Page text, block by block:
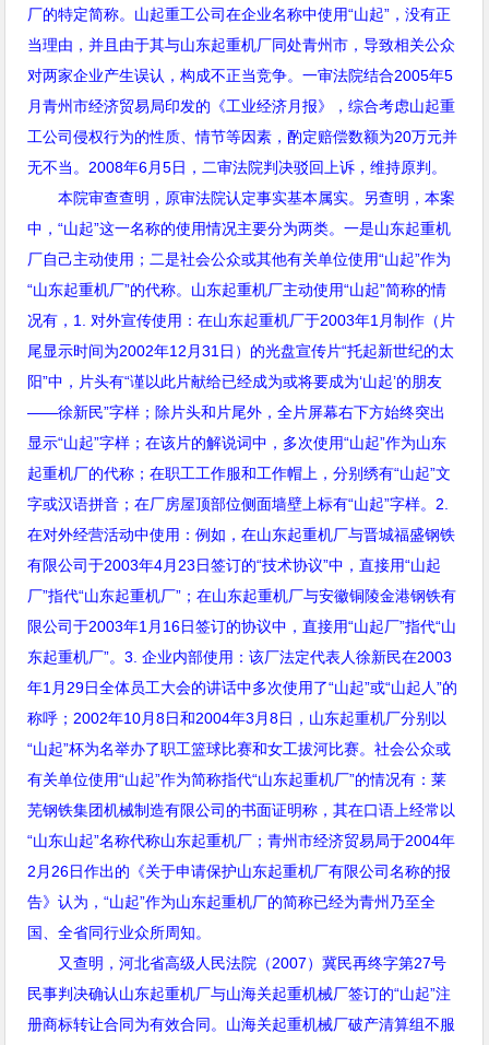
厂的特定简称。山起重工公司在企业名称中使用“山起”，没有正
当理由，并且由于其与山东起重机厂同处青州市，导致相关公众
对两家企业产生误认，构成不正当竞争。一审法院结合2005年5
月青州市经济贸易局印发的《工业经济月报》，综合考虑山起重
工公司侵权行为的性质、情节等因素，酌定赔偿数额为20万元并
无不当。 2008年6月5日，二审法院判决驳回上诉，维持原判。
本院审查查明，原审法院认定事实基本属实。另查明，本案
中，“山起”这一名称的使用情况主要分为两类。一是山东起重机
厂自己主动使用；二是社会公众或其他有关单位使用“山起”作为
“山东起重机厂”的代称。山东起重机厂主动使用“山起”简称的情
况有， 1. 对外宣传使用：在山东起重机厂于2003年1 月制作（片
尾显示时间为2002年12 月31 日）的光盘宣传片“托起新世纪的太
阳”中，片头有“谨以此片献给已经成为或将要成为‘山起’的朋友
——徐新民”字样；除片头和片尾外，全片屏幕右下方始终突出
显示“山起”字样；在该片的解说词中，多次使用“山起”作为山东
起重机厂的代称；在职工工作服和工作帽上，分别绣有“山起”文
字或汉语拼音；在厂房屋顶部位侧面墙壁上标有“山起”字样。 2.
在对外经营活动中使用：例如，在山东起重机厂与晋城福盛钢铁
有限公司于2003年4月 23日签订的“技术协议”中，直接用“山起
厂”指代“山东起重机厂” ；在山东起重机厂与安徽铜陵金港钢铁有
限公司于2003年1 月 16日签订的协议中，直接用“山起厂”指代“山
东起重机厂”。3.企业内部使用：该厂法定代表人徐新民在2003
年1 月 29日全体员工大会的讲话中多次使用了“山起”或“山起人”的
称呼； 2002年10月8日和2004年3 月8日，山东起重机厂分别以
“山起”杯为名举办了职工篮球比赛和女工拔河比赛。社会公众或
有关单位使用“山起”作为简称指代“山东起重机厂”的情况有：莱
芜钢铁集团机械制造有限公司的书面证明称，其在口语上经常以
“山东山起”名称代称山东起重机厂；青州市经济贸易局于2004年
2 月 26日作出的《关于申请保护山东起重机厂有限公司名称的报
告》认为，“山起”作为山东起重机厂的简称已经为青州乃至全
国、全省同行业众所周知。
又查明，河北省高级人民法院（2007）冀民再终字第27号
民事判决确认山东起重机厂与山海关起重机械厂签订的“山起”注
册商标转让合同为有效合同。山海关起重机械厂破产清算组不服